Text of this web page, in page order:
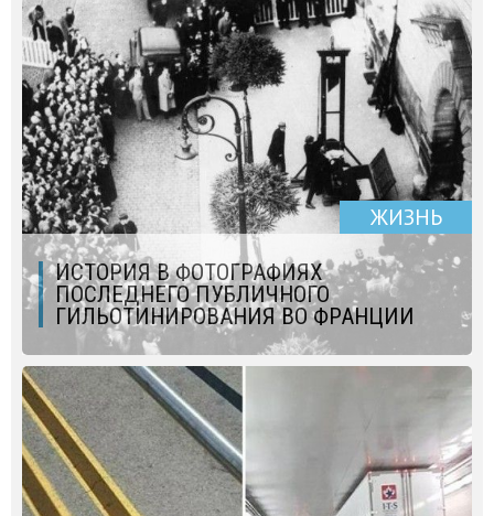
ЖИЗНЬ
ИСТОРИЯ В ФОТОГРАФИЯХ
ПОСЛЕДНЕГО ПУБЛИЧНОГО
ГИЛЬОТИНИРОВАНИЯ ВО ФРАНЦИИ